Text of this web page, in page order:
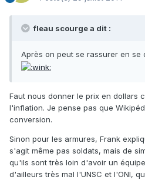
fleau scourge a dit :
Après on peut se rassurer en se
Faut nous donner le prix en dollars
l'inflation. Je pense pas que
conversion.
Sinon pour les armures, Frank
s'agit même pas soldats, mais de
qu'ils sont très loin d'avoir un
d'ailleurs très mal l'UNSC et l'ONI,